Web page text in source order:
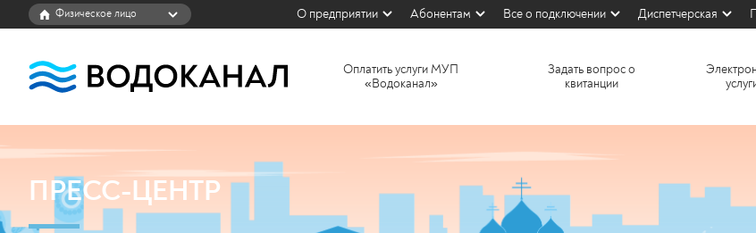
О предприятии Абонентам Все о подключении Диспетчерская
Оплатить услуги МУП
«Водоканал»
Задать вопрос о
квитанции
ПРЕСС-ЦЕНТР